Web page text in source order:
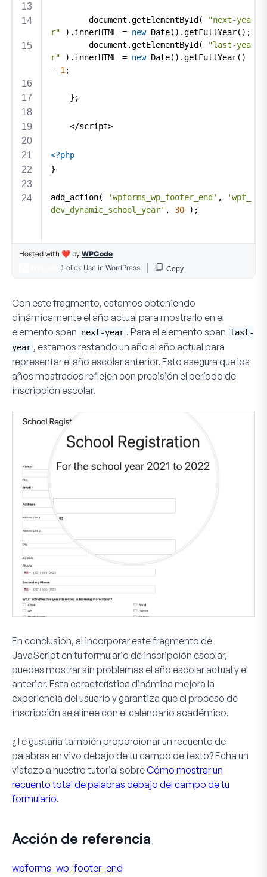
Con este fragmento, estamos obteniendo
dinámicamente el año actual para mostrarlo en el
elemento span next-year . Para el elemento span last-
year , estamos restando un año al año actual para
representar el año escolar anterior. Esto asegura que los
años mostrados reflejen con precisión el período de
inscripción escolar.
En conclusión, al incorporar este fragmento de
JavaScript en tu formulario de inscripción escolar,
puedes mostrar sin problemas el año escolar actual y el
anterior. Esta característica dinámica mejora la
experiencia del usuario y garantiza que el proceso de
inscripción se alinee con el calendario académico.
¿Te gustaría también proporcionar un recuento de
palabras en vivo debajo de tu campo de texto? Echa un
vistazo a nuestro tutorial sobreCómo mostrar un
recuento total de palabras debajo del campo de tu
formulario.
Acción de referencia
wpforms_wp_footer_end